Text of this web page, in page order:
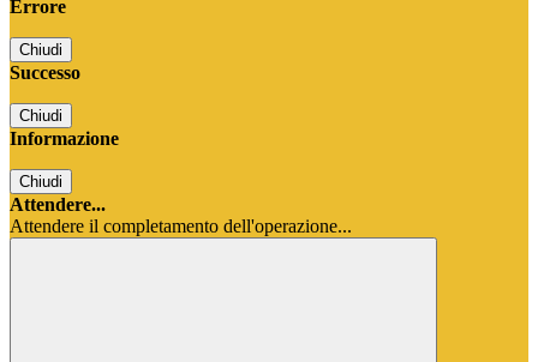
Errore
Chiudi
Successo
Chiudi
Informazione
Chiudi
Attendere...
Attendere il completamento dell'operazione...